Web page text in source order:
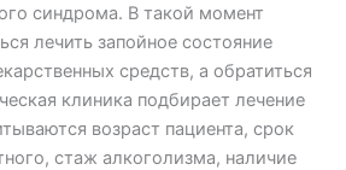
синдрома. В такой момент
лечить запойное состояние
средств, а обратиться
клиника подбирает лечение
возраст пациента, срок
стаж алкоголизма, наличие